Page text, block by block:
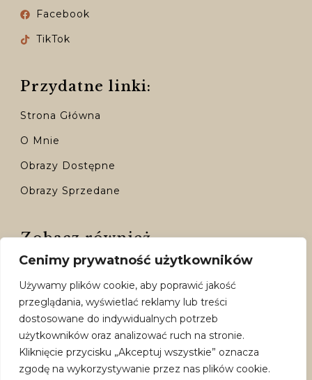
Cenimy prywatność użytkowników
Używamy plików cookie, aby poprawić jakość
przeglądania, wyświetlać reklamy lub treści
dostosowane do indywidualnych potrzeb
użytkowników oraz analizować ruch na stronie.
Kliknięcie przycisku „Akceptuj wszystkie” oznacza
zgodę na wykorzystywanie przez nas plików cookie.
Facebook
TikTok
Przydatne linki:
Strona Główna
O Mnie
Obrazy Dostępne
Obrazy Sprzedane
Zobacz również
Kontakt
Moje Konto
Dostępne Formy Płatności
Polityka Prywatności
Regulamin